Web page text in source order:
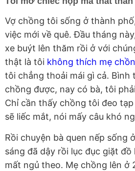
Vợ chồng tôi sống ở thành
việc mới về quê. Đầu tháng
xe buýt lên thăm rồi ở với
thật là tôi không thích mẹ
tôi chẳng thoải mái gì cả. Bình
chồng được, nay có bà, tôi
Chỉ cần thấy chồng tôi đeo
sẽ liếc mắt, nói mấy câu khó
Rồi chuyện bà quen nếp sống
sáng đã dậy rồi lục đục giặt
mất ngủ theo. Mẹ chồng lên ở